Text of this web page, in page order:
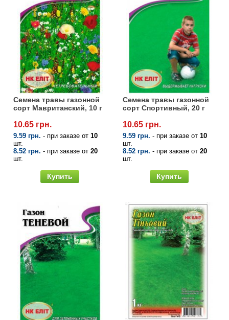
Семена травы газонной
сорт Мавританский, 10 г
10.65 грн.
9.59 грн. - при заказе от 10
шт.
8.52 грн. - при заказе от 20
шт.
Купить
Семена травы газонной
сорт Спортивный, 20 г
10.65 грн.
9.59 грн. - при заказе от 10
шт.
8.52 грн. - при заказе от 20
шт.
Купить